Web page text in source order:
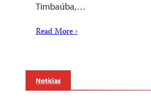
Timbaúba,…
Read More ›
Notícias